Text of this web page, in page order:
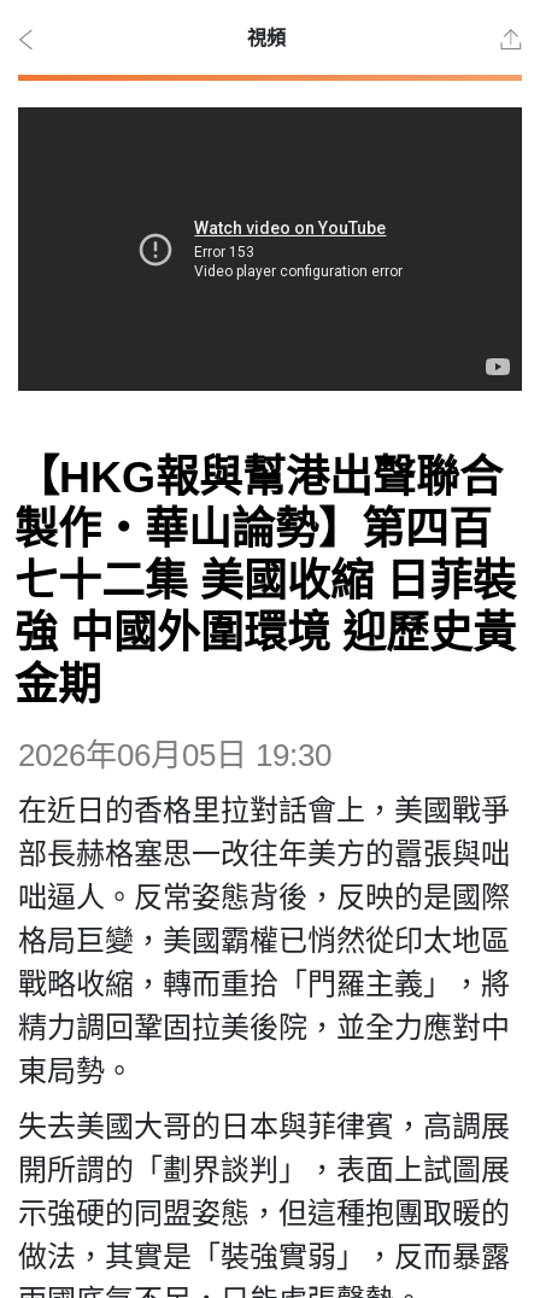
時事
觀點
博客
投票
昔日
系列
活動
關於我們
我們的立場
視頻
【HKG報與幫港出聲聯合
製作‧華山論勢】第四百
七十二集 美國收縮 日菲裝
強 中國外圍環境 迎歷史黃
金期
2026年06月05日 19:30
在近日的香格里拉對話會上，美國戰爭
部長赫格塞思一改往年美方的囂張與咄
咄逼人。反常姿態背後，反映的是國際
格局巨變，美國霸權已悄然從印太地區
戰略收縮，轉而重拾「門羅主義」，將
精力調回鞏固拉美後院，並全力應對中
東局勢。
失去美國大哥的日本與菲律賓，高調展
開所謂的「劃界談判」，表面上試圖展
示強硬的同盟姿態，但這種抱團取暖的
做法，其實是「裝強實弱」，反而暴露